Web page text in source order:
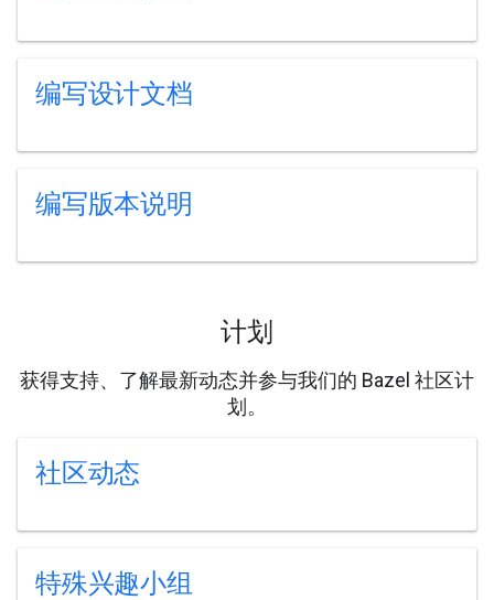
编写设计文档
编写版本说明
计划
获得支持、了解最新动态并参与我们的 Bazel 社区计
划。
社区动态
特殊兴趣小组